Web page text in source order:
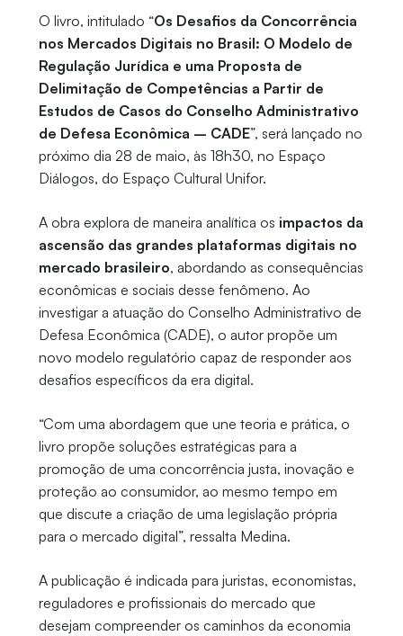
O livro, intitulado “Os Desafios da Concorrência
nos Mercados Digitais no Brasil: O Modelo de
Regulação Jurídica e uma Proposta de
Delimitação de Competências a Partir de
Estudos de Casos do Conselho Administrativo
de Defesa Econômica – CADE”, será lançado no
próximo dia 28 de maio, às 18h30, no Espaço
Diálogos, do Espaço Cultural Unifor.
A obra explora de maneira analítica os impactos da
ascensão das grandes plataformas digitais no
mercado brasileiro, abordando as consequências
econômicas e sociais desse fenômeno. Ao
investigar a atuação do Conselho Administrativo de
Defesa Econômica (CADE), o autor propõe um
novo modelo regulatório capaz de responder aos
desafios específicos da era digital.
“Com uma abordagem que une teoria e prática, o
livro propõe soluções estratégicas para a
promoção de uma concorrência justa, inovação e
proteção ao consumidor, ao mesmo tempo em
que discute a criação de uma legislação própria
para o mercado digital”, ressalta Medina.
A publicação é indicada para juristas, economistas,
reguladores e profissionais do mercado que
desejam compreender os caminhos da economia